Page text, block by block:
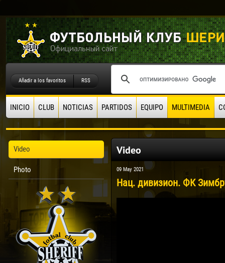
Añadir a los favoritos RSS
INICIO CLUB NOTICIAS PARTIDOS EQUIPO MULTIMEDIA
Video
Photo
Video
09 May 2021
Нац. дивизион. ФК